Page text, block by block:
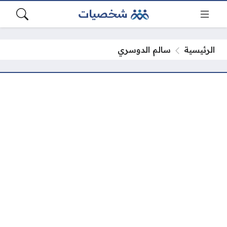
الرئيسية سالم الدوسري